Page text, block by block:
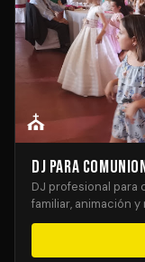
⛪
DJ para
DJ profesional para
familiar, animación